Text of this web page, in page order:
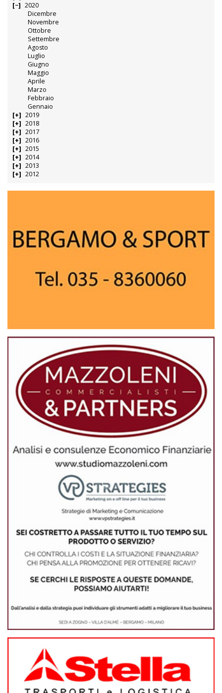
2020
Dicembre
Novembre
Ottobre
Settembre
Agosto
Luglio
Giugno
Maggio
Aprile
Marzo
Febbraio
Gennaio
2019
2018
2017
2016
2015
2014
2013
2012